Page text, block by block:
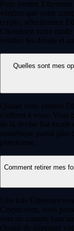
Pour vendre
vérifiez que votre
crypto, sélectionnez
Choisissez votre
vérifiez les détails et
Quelles sont mes
Quand vous vendez
s'offrent à vous. Vous
de la devise fiat locale
numérique parmi plus
plateforme.
Comment retirer mes
Une fois Ethereum
Crypto.com, vous
vers un compte
choisir de dépenser